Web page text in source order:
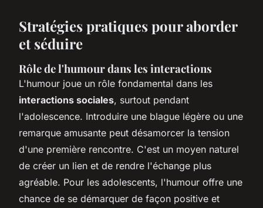
Stratégies pratiques pour aborder
et séduire
Rôle de l'humour dans les interactions
L'humour joue un rôle fondamental dans les
interactions sociales, surtout pendant
l'adolescence. Introduire une blague légère ou une
remarque amusante peut désamorcer la tension
d'une première rencontre. C'est un moyen naturel
de créer un lien et de rendre l'échange plus
agréable. Pour les adolescents, l'humour offre une
chance de se démarquer de façon positive et